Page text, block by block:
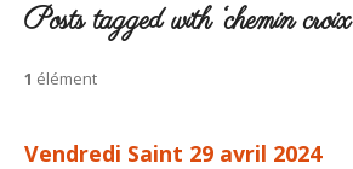
Posts tagged with ‘chemin croix’
1 élément
Vendredi Saint 29 avril 2024